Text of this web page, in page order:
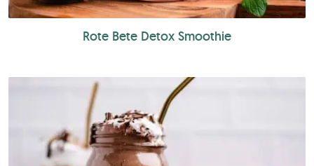
Rote Bete Detox Smoothie